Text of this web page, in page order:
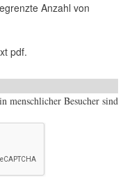
Anzahl von
pdf.
menschlicher Besucher sind